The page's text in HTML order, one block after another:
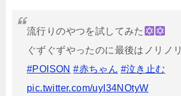
流行りのやつを試してみた
ぐずぐずやったのに最後はノリノリ
#POISON #赤ちゃん #泣き止む
pic.twitter.com/uyI34NOtyW